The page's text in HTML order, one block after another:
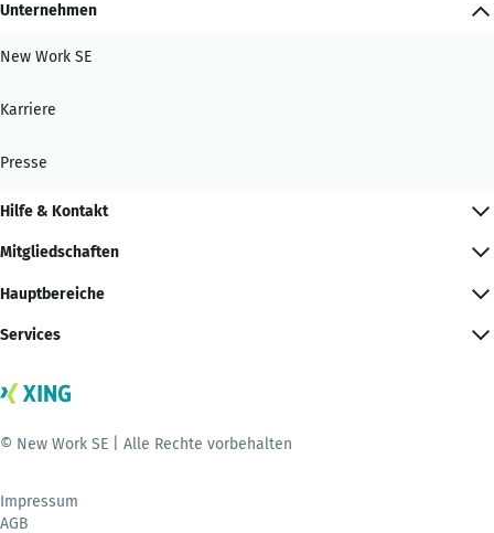
Unternehmen
New Work SE
Karriere
Presse
Hilfe & Kontakt
Mitgliedschaften
Hauptbereiche
Services
© New Work SE | Alle Rechte vorbehalten
Impressum
AGB